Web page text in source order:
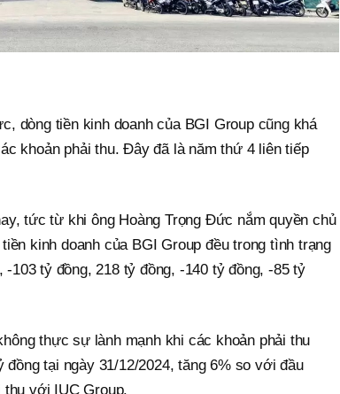
dòng tiền kinh doanh của BGI Group cũng khá
khoản phải thu. Đây đã là năm thứ 4 liên tiếp
tức từ khi ông Hoàng Trọng Đức nắm quyền chủ
kinh doanh của BGI Group đều trong tình trạng
103 tỷ đồng, 218 tỷ đồng, -140 tỷ đồng, -85 tỷ
thực sự lành mạnh khi các khoản phải thu
tại ngày 31/12/2024, tăng 6% so với đầu
thu với IUC Group.